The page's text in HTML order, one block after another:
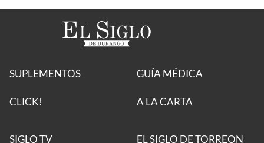
SUPLEMENTOS
CLICK!
GUÍA MÉDICA
A LA CARTA
SIGLO TV EL SIGLO DE TORREON